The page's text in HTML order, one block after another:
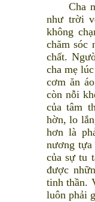
Cha mẹ
như trời
không
chăm sóc
chất.
cha mẹ
cơm ăn
còn nỗi
của tâm
hờn, lo
hơn là
nương tựa
của sự tu
được
tinh thần.
luôn phải